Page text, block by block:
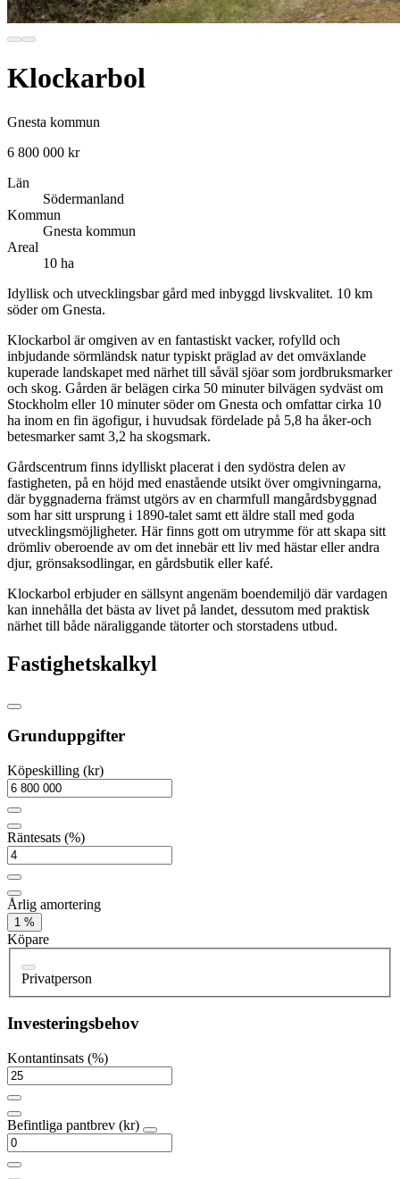
Klockarbol
Gnesta kommun
6 800 000 kr
Län
Södermanland
Kommun
Gnesta kommun
Areal
10 ha
Idyllisk och utvecklingsbar gård med inbyggd livskvalitet. 10 km
söder om Gnesta.
Klockarbol är omgiven av en fantastiskt vacker, rofylld och
inbjudande sörmländsk natur typiskt präglad av det omväxlande
kuperade landskapet med närhet till såväl sjöar som jordbruksmarker
och skog. Gården är belägen cirka 50 minuter bilvägen sydväst om
Stockholm eller 10 minuter söder om Gnesta och omfattar cirka 10
ha inom en fin ägofigur, i huvudsak fördelade på 5,8 ha åker-och
betesmarker samt 3,2 ha skogsmark.
Gårdscentrum finns idylliskt placerat i den sydöstra delen av
fastigheten, på en höjd med enastående utsikt över omgivningarna,
där byggnaderna främst utgörs av en charmfull mangårdsbyggnad
som har sitt ursprung i 1890-talet samt ett äldre stall med goda
utvecklingsmöjligheter. Här finns gott om utrymme för att skapa sitt
drömliv oberoende av om det innebär ett liv med hästar eller andra
djur, grönsaksodlingar, en gårdsbutik eller kafé.
Klockarbol erbjuder en sällsynt angenäm boendemiljö där vardagen
kan innehålla det bästa av livet på landet, dessutom med praktisk
närhet till både näraliggande tätorter och storstadens utbud.
Fastighetskalkyl
Grunduppgifter
Köpeskilling (kr)
Räntesats (%)
Årlig amortering
1 %
Köpare
Privatperson
Investeringsbehov
Kontantinsats (%)
Befintliga pantbrev (kr)